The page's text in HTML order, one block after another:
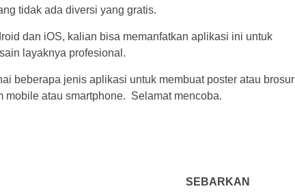
tidak ada diversi yang gratis.
dan iOS, kalian bisa memanfatkan aplikasi ini untuk
layaknya profesional.
beberapa jenis aplikasi untuk membuat poster atau brosur
mobile atau smartphone. Selamat mencoba.
SEBARKAN